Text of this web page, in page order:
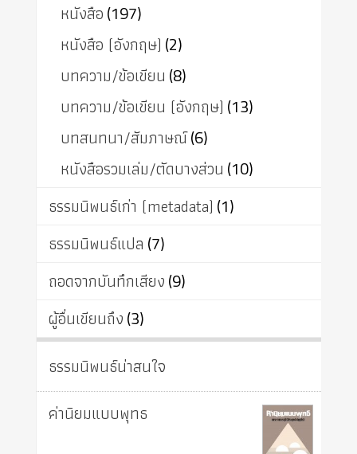
หนังสือ(197)
หนังสือ (อังกฤษ) (2)
บทความ/ข้อเขียน (8)
บทความ/ข้อเขียน (อังกฤษ) (13)
บทสนทนา/สัมภาษณ์(6)
หนังสือรวมเล่ม/ตัดบางส่วน (10)
ธรรมนิพนธ์เก่า (metadata) (1)
ธรรมนิพนธ์แปล (7)
ถอดจากบันทึกเสียง(9)
ผู้อื่นเขียนถึง(3)
ธรรมนิพนธ์น่าสนใจ
ค่านิยมแบบพุทธ